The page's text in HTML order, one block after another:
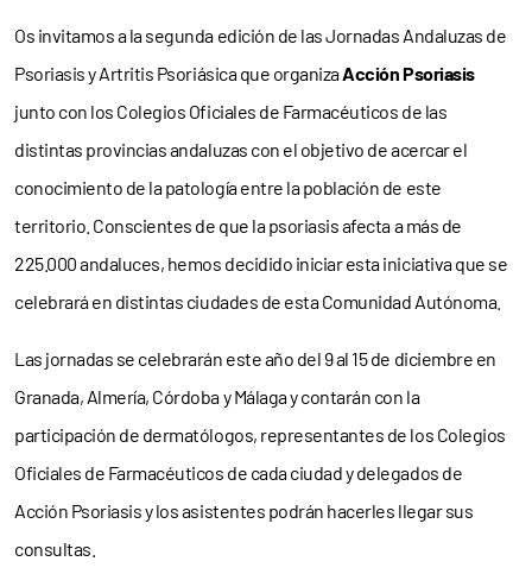
Os invitamos a la segunda edición de las Jornadas Andaluzas de
Psoriasis y Artritis Psoriásica que organizaAcción Psoriasis
junto con los Colegios Oficiales de Farmacéuticos de las
distintas provincias andaluzas con el objetivo de acercar el
conocimiento de la patología entre la población de este
territorio. Conscientes de que la psoriasis afecta a más de
225.000 andaluces, hemos decidido iniciar esta iniciativa que se
celebrará en distintas ciudades de esta Comunidad Autónoma.
Las jornadas se celebrarán este año del 9 al 15 de diciembre en
Granada, Almería, Córdoba y Málaga y contarán con la
participación de dermatólogos, representantes de los Colegios
Oficiales de Farmacéuticos de cada ciudad y delegados de
Acción Psoriasis y los asistentes podrán hacerles llegar sus
consultas.